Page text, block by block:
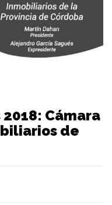
Cámara
de